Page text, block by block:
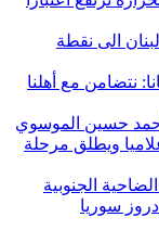
الى نقطة
نتضامن مع أهلنا
حسين الموسوي
ويطلق مرحلة
الجنوبية
سوريا